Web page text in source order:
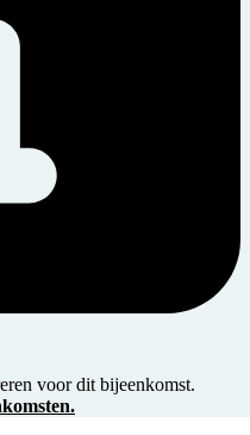
voor dit bijeenkomst.